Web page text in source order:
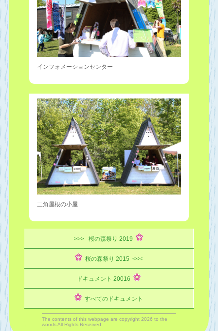
インフォメーションセンター
三角屋根の小屋
>>> 桜の森祭り 2019
桜の森祭り 2015 <<<
ドキュメント 20016
すべてのドキュメント
The contents of this webpage are copyright 2026 to the
woods All Rights Reserved